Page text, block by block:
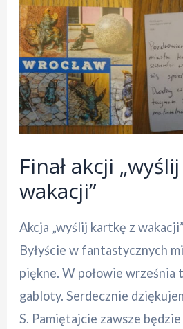
Finał akcji
wakacji”
Akcja „wyślij kartkę z
Byłyście w fantastycznych
piękne. W połowie września
gabloty. Serdecznie
S. Pamiętajcie zawsze będzie